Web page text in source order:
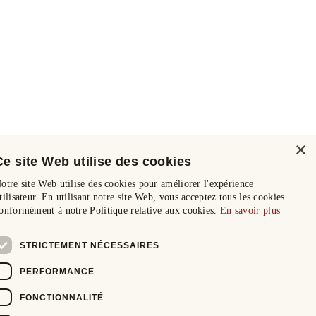
×
site Web utilise des cookies
site Web utilise des cookies pour améliorer l'expérience
En utilisant notre site Web, vous acceptez tous les cookies
à notre Politique relative aux cookies. En savoir plus
STRICTEMENT NÉCESSAIRES
PERFORMANCE
FONCTIONNALITÉ